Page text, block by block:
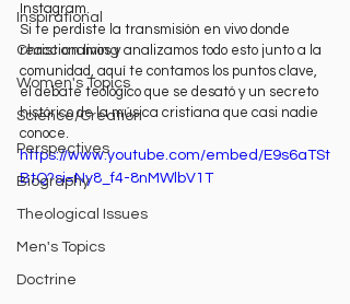
Inspirational
Christian living
Women's Topics
Science/Creation
Perspectives
Biography
Theological Issues
Men's Topics
Doctrine
Instagram.
Si te perdiste la transmisión en vivo donde
reaccionamos y analizamos todo esto junto a la
comunidad, aquí te contamos los puntos clave,
el debate teológico que se desató y un secreto
histórico de la música cristiana que casi nadie
conoce.
https://www.youtube.com/embed/E9s6aTSt
BtQ?si=Ny8_f4-8nMWlbV1T